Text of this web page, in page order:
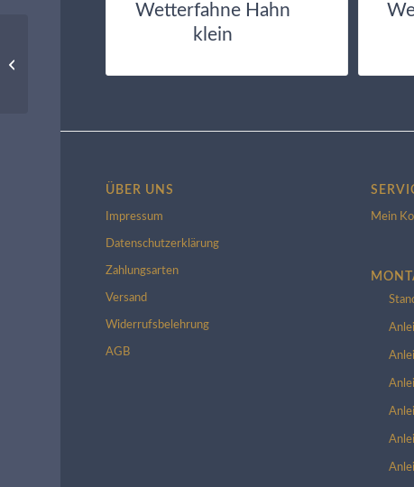
Wetterfahne Hahn
klein
ÜBER UNS
Impressum
Datenschutzerklärung
Zahlungsarten
Versand
Widerrufsbelehrung
AGB
Mein